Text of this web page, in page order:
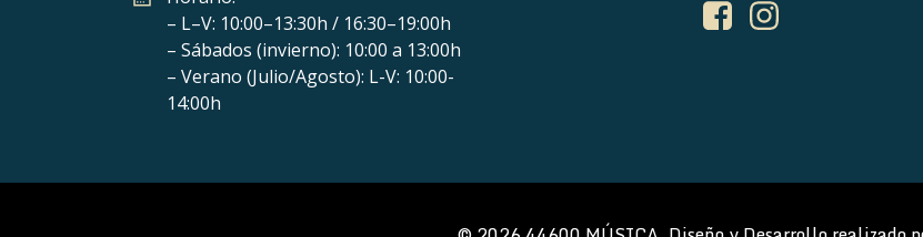
– L–V: 10:00–13:30h / 16:30–19:00h
– Sábados (invierno): 10:00 a 13:00h
– Verano (Julio/Agosto): L-V: 10:00-
14:00h